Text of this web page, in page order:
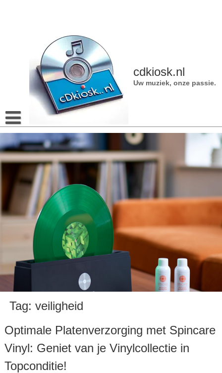
cdkiosk.nl
Uw muziek, onze passie.
Tag: veiligheid
Optimale Platenverzorging met Spincare
Vinyl: Geniet van je Vinylcollectie in
Topconditie!